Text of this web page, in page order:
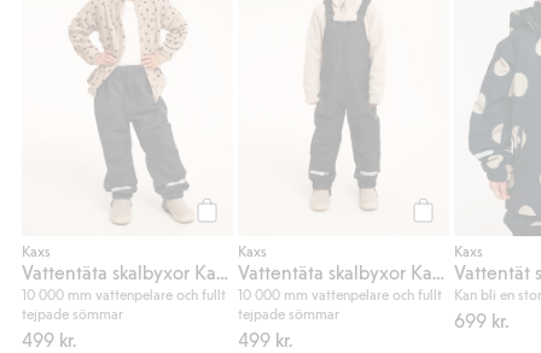
Kaxs
10 000 mm vattenpelare och fullt
tejpade sömmar
499 kr.
Kaxs
10 000 mm vattenpelare och fullt
tejpade sömmar
499 kr.
Kaxs
Kan bli en
699 kr.